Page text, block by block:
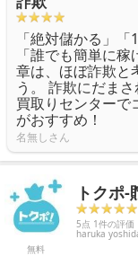
「絶対儲かる」「
「誰でも簡単に
章は、ほぼ詐欺と
う。 詐欺にだま
買取りセンターで
がおすすめ！
名無しさん
無料
トクポ
5点 1件の評価
haruka